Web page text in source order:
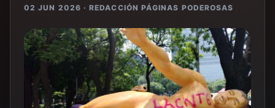
02 JUN 2026 · REDACCIÓN PÁGINAS PODEROSAS